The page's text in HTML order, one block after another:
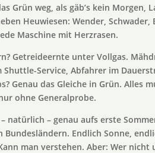
Grün weg, als gäb’s kein Morgen,
Heuwiesen: Wender,
Maschine mit Herzrasen.
Getreideernte unter Vollgas.
Shuttle-Service, Abfahrer im
Genau das Gleiche in Grün. Alles
ohne Generalprobe.
natürlich – genau aufs erste
Bundesländern. Endlich Sonne,
man verstehen. Aber: Wer